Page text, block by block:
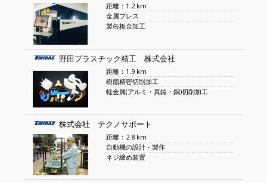
距離：1.2 km
金属プレス
製缶板金加工
野田プラスチック精工 株式会社
距離：1.9 km
樹脂精密切削加工
軽金属(アルミ・真鍮・銅)切削加工
株式会社 テクノサポート
距離：2.8 km
自動機の設計・製作
ネジ締め装置